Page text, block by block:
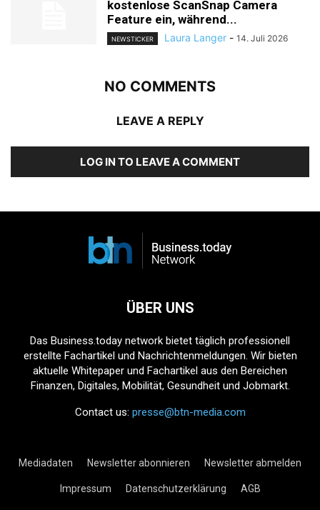
kostenlose ScanSnap Camera
Feature ein, während...
NEWSTICKER Laura Langer - 14. Juli 2026
NO COMMENTS
LEAVE A REPLY
LOG IN TO LEAVE A COMMENT
ÜBER UNS
Das Business.today network bietet täglich professionell
erstellte Fachartikel und Nachrichtenmeldungen. Wir bieten
aktuelle Whitepaper und Fachartikel aus den Bereichen
Finanzen, Digitales, Mobilität, Gesundheit und Jobmarkt.
Contact us: presse@btn-media.com
Mediadaten Newsletter abonnieren Newsletter abmelden
Impressum Datenschutzerklärung AGB